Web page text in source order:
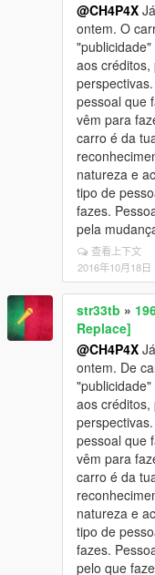
@CH4P4X
ontem. O
aos
pessoal que
vêm para
carro é da
natureza e
tipo de
fazes.
pela
查看上下文
2016年10月18日
str33tb »
Replace]
@CH4P4X
ontem. De
aos
pessoal que
vêm para
carro é da
natureza e
tipo de
fazes.
pelo que